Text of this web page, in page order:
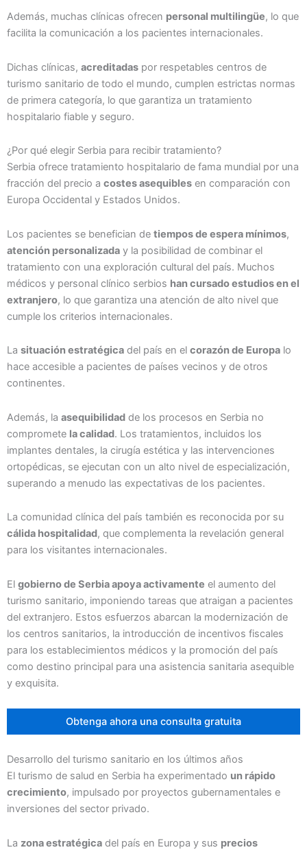
Además, muchas clínicas ofrecen personal multilingüe, lo que
facilita la comunicación a los pacientes internacionales.
Dichas clínicas, acreditadas por respetables centros de
turismo sanitario de todo el mundo, cumplen estrictas normas
de primera categoría, lo que garantiza un tratamiento
hospitalario fiable y seguro.
¿Por qué elegir Serbia para recibir tratamiento?
Serbia ofrece tratamiento hospitalario de fama mundial por una
fracción del precio a costes asequibles en comparación con
Europa Occidental y Estados Unidos.
Los pacientes se benefician de tiempos de espera mínimos,
atención personalizada y la posibilidad de combinar el
tratamiento con una exploración cultural del país. Muchos
médicos y personal clínico serbios han cursado estudios en el
extranjero, lo que garantiza una atención de alto nivel que
cumple los criterios internacionales.
La situación estratégica del país en el corazón de Europa lo
hace accesible a pacientes de países vecinos y de otros
continentes.
Además, la asequibilidad de los procesos en Serbia no
compromete la calidad. Los tratamientos, incluidos los
implantes dentales, la cirugía estética y las intervenciones
ortopédicas, se ejecutan con un alto nivel de especialización,
superando a menudo las expectativas de los pacientes.
La comunidad clínica del país también es reconocida por su
cálida hospitalidad, que complementa la revelación general
para los visitantes internacionales.
El gobierno de Serbia apoya activamente el aumento del
turismo sanitario, imponiendo tareas que atraigan a pacientes
del extranjero. Estos esfuerzos abarcan la modernización de
los centros sanitarios, la introducción de incentivos fiscales
para los establecimientos médicos y la promoción del país
como destino principal para una asistencia sanitaria asequible
y exquisita.
Obtenga ahora una consulta gratuita
Desarrollo del turismo sanitario en los últimos años
El turismo de salud en Serbia ha experimentado un rápido
crecimiento, impulsado por proyectos gubernamentales e
inversiones del sector privado.
La zona estratégica del país en Europa y sus precios